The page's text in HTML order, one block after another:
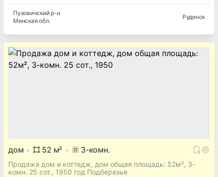
Пуховичскийр-н
Минская обл.
Руденск
дом 52 м² 3-комн.
Продажа дом и коттедж, дом общая площадь: 52м², 3-
комн. 25 сот., 1950 год Подберезье